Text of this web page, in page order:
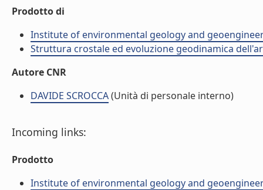
Prodotto di
Institute of environmental geology and
Struttura crostale ed evoluzione geodinamica
Autore CNR
DAVIDE SCROCCA(Unità di personale interno)
Incoming links:
Prodotto
Institute of environmental geology and